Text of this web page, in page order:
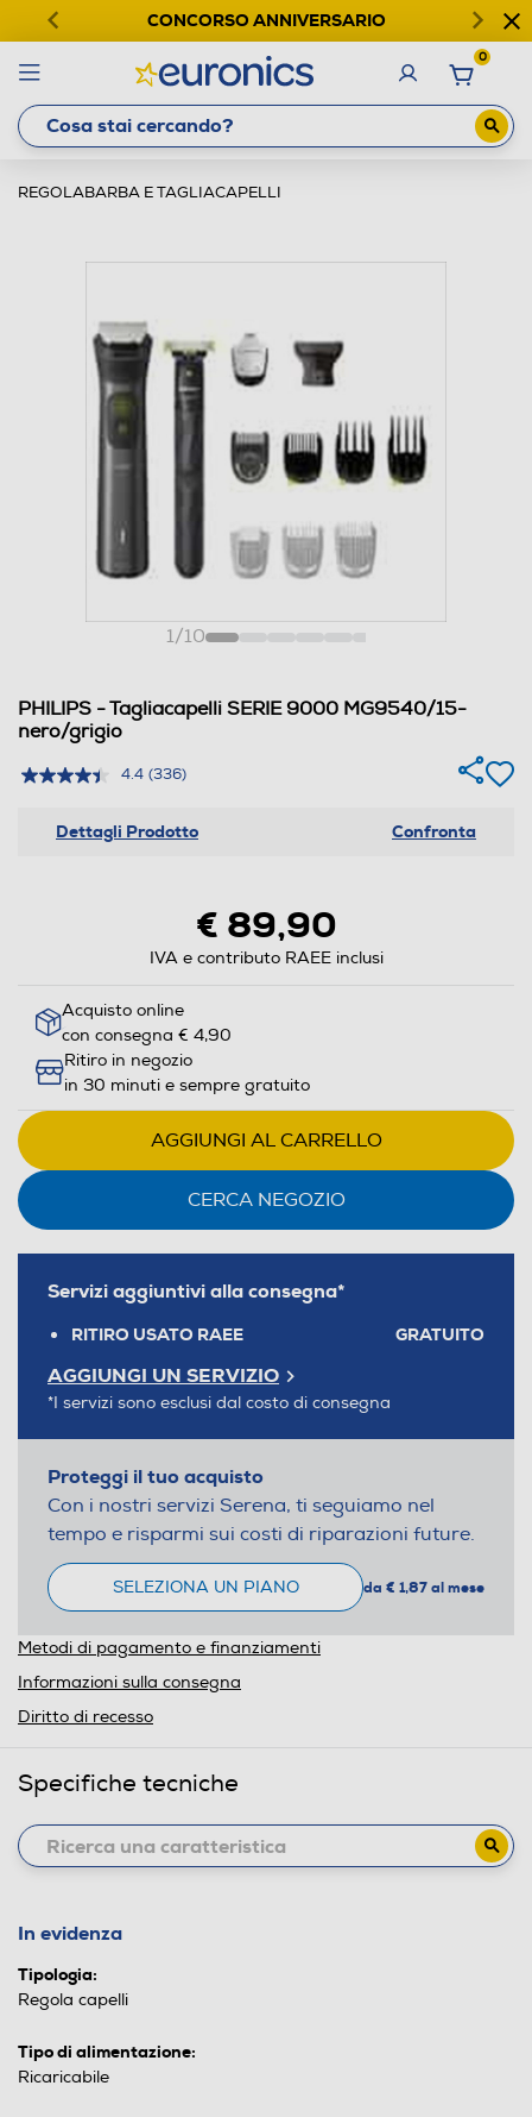
CONCORSO ANNIVERSARIO
0
REGOLABARBA E TAGLIACAPELLI
1/10
PHILIPS - Tagliacapelli SERIE 9000 MG9540/15-
nero/grigio
4.4 (336)
Dettagli Prodotto Confronta
€ 89,90
IVA e contributo RAEE inclusi
Acquisto online
con consegna € 4,90
Ritiro in negozio
in 30 minuti e sempre gratuito
AGGIUNGI AL CARRELLO
CERCA NEGOZIO
Servizi aggiuntivi alla consegna*
RITIRO USATO RAEE GRATUITO
AGGIUNGI UN SERVIZIO
*I servizi sono esclusi dal costo di consegna
Proteggi il tuo acquisto
Con i nostri servizi Serena, ti seguiamo nel
tempo e risparmi sui costi di riparazioni future.
SELEZIONA UN PIANO da € 1,87 al mese
Metodi di pagamento e finanziamenti
Informazioni sulla consegna
Diritto di recesso
Specifiche tecniche
In evidenza
Tipologia:
Regola capelli
Tipo di alimentazione:
Ricaricabile